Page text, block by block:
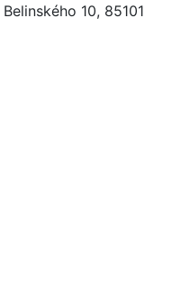
10, 85101